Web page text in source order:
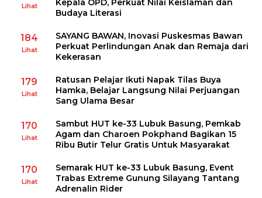
Lihat
Kepala OPD, Perkuat Nilai Keislaman dan
Budaya Literasi
184
Lihat
SAYANG BAWAN, Inovasi Puskesmas Bawan
Perkuat Perlindungan Anak dan Remaja dari
Kekerasan
179
Lihat
Ratusan Pelajar Ikuti Napak Tilas Buya
Hamka, Belajar Langsung Nilai Perjuangan
Sang Ulama Besar
170
Lihat
Sambut HUT ke-33 Lubuk Basung, Pemkab
Agam dan Charoen Pokphand Bagikan 15
Ribu Butir Telur Gratis Untuk Masyarakat
170
Lihat
Semarak HUT ke-33 Lubuk Basung, Event
Trabas Extreme Gunung Silayang Tantang
Adrenalin Rider